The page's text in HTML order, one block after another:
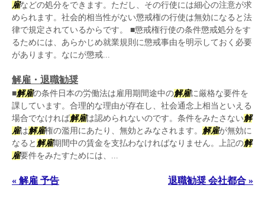
雇などの処分をできます。ただし、その行使には細心の注意が求
められます。社会的相当性がない懲戒権の行使は無効になると法
律で規定されているからです。 ■懲戒権行使の条件懲戒処分をす
るためには、あらかじめ就業規則に懲戒事由を明示しておく必要
があります。なにが懲戒...
解雇・退職勧奨
■解雇の条件日本の労働法は雇用期間途中の解雇に厳格な要件を
課しています。合理的な理由が存在し、社会通念上相当といえる
場合でなければ解雇は認められないのです。条件をみたさない解
雇は解雇権の濫用にあたり、無効とみなされます。 解雇が無効に
なると 解雇期間中の賃金を支払わなければなりません。上記の解
雇要件をみたすためには、...
« 解雇 予告 退職勧奨 会社都合 »